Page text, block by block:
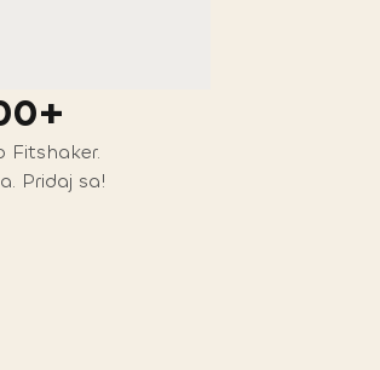
Fitshaker.
Pridaj sa!